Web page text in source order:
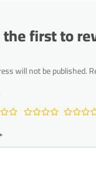
first to
will not be published.
*